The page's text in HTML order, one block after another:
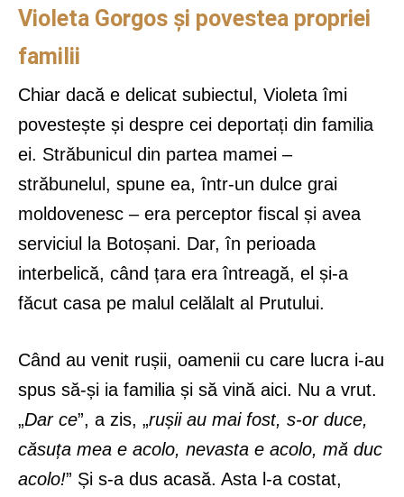
Violeta Gorgos și povestea propriei
familii
Chiar dacă e delicat subiectul, Violeta îmi
povestește și despre cei deportați din familia
ei. Străbunicul din partea mamei –
străbunelul, spune ea, într-un dulce grai
moldovenesc – era perceptor fiscal și avea
serviciul la Botoșani. Dar, în perioada
interbelică, când țara era întreagă, el și-a
făcut casa pe malul celălalt al Prutului.
Când au venit rușii, oamenii cu care lucra i-au
spus să-și ia familia și să vină aici. Nu a vrut.
„Dar ce”, a zis, „rușii au mai fost, s-or duce,
căsuța mea e acolo, nevasta e acolo, mă duc
acolo!” Și s-a dus acasă. Asta l-a costat,